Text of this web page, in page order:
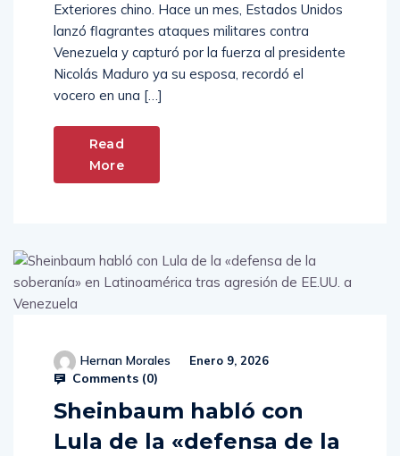
Exteriores chino. Hace un mes, Estados Unidos
lanzó flagrantes ataques militares contra
Venezuela y capturó por la fuerza al presidente
Nicolás Maduro ya su esposa, recordó el
vocero en una […]
Read
More
Hernan Morales Enero 9, 2026
Comments (0)
Sheinbaum habló con
Lula de la «defensa de la